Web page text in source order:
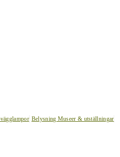
Belysning Museer & utställningar